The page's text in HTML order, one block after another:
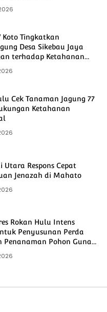
Koto Tingkatkan
Desa Sikebau Jaya
terhadap Ketahanan
Cek Tanaman Jagung 77
Ketahanan
Utara Respons Cepat
Jenazah di Mahato
Rokan Hulu Intens
Penyusunan Perda
Penanaman Pohon Guna
Green Policing